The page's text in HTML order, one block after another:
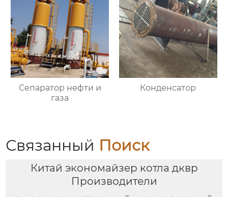
Сепаратор нефти и
газа
Конденсатор
Связанный Поиск
Китай экономайзер котла дквр
Производители